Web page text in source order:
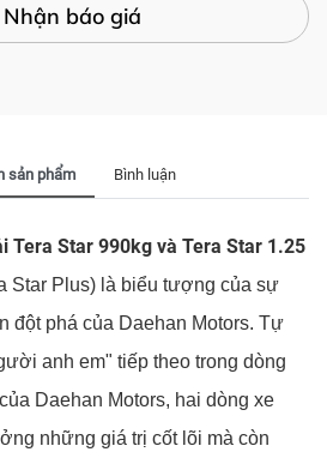
Nhận báo giá
sản phẩm Bình luận
Tera Star 990kg và Tera Star 1.25
Star Plus) là biểu tượng của sự
đột phá của Daehan Motors. Tự
anh em" tiếp theo trong dòng
Daehan Motors, hai dòng xe
những giá trị cốt lõi mà còn